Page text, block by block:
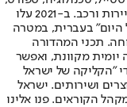
כלכלה וצרכנות, בריאות, חיילים, אוכל, יהדות, תיירות ורכב. ב-2021 עלו
היום" בעברית, במטרה
תכני המהדורה
מקוונת, ואפשר
"הקליקה של ישראל
ושירותים. ישראל
הקוראים. פנו אלינו